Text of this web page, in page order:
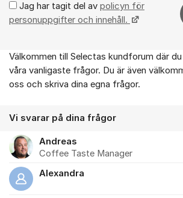
Jag har tagit del av policyn för
personuppgifter och innehåll.
Om forumet
Välkommen till Selectas kundforum där
våra vanligaste frågor. Du är även
oss och skriva dina egna frågor.
Vi svarar på dina frågor
Andreas
Coffee Taste Manager
Alexandra